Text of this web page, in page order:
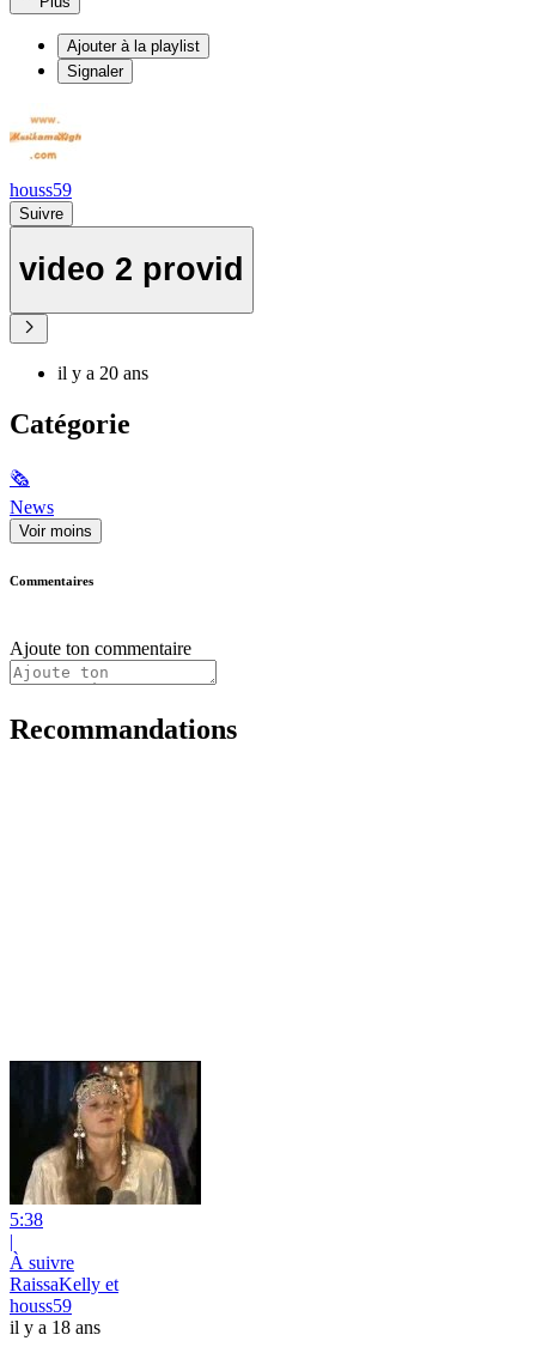
Ajouter à la playlist
Signaler
houss59
Suivre
video 2 provid
il y a 20 ans
Catégorie
🗞
News
Voir moins
Commentaires
Ajoute ton commentaire
Recommandations
5:38
|
À suivre
RaissaKelly et
houss59
il y a 18 ans